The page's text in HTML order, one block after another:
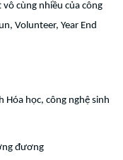
cùng nhiều của công
Volunteer, Year End
Hóa học, công nghệ sinh
đương